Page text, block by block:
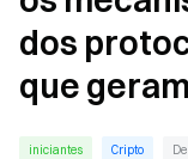
dos
que
iniciantes Cripto